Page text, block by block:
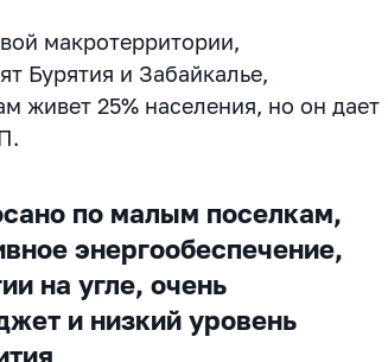
макротерритории,
Бурятия и Забайкалье,
живет 25% населения, но он дает
по малым поселкам,
энергообеспечение,
на угле, очень
и низкий уровень